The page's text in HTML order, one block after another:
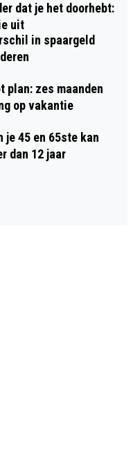
dat je het doorhebt:
uit
in spaargeld
plan: zes maanden
op vakantie
je 45 en 65ste kan
dan 12 jaar